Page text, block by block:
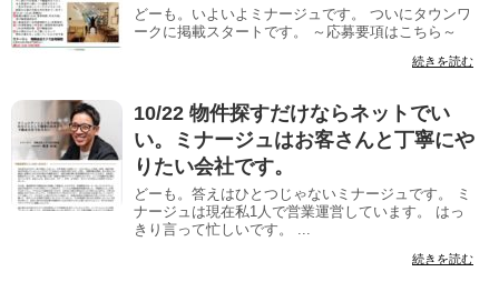
どーも。いよいよミナージュです。 ついにタウンワ
ークに掲載スタートです。 ～応募要項はこちら～
続きを読む
10/22 物件探すだけならネットでい
い。ミナージュはお客さんと丁寧にや
りたい会社です。
どーも。答えはひとつじゃないミナージュです。 ミ
ナージュは現在私1人で営業運営しています。 はっ
きり言って忙しいです。 ...
続きを読む